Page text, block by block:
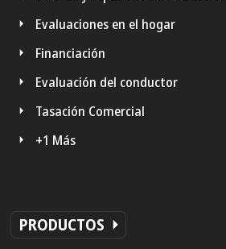
Evaluaciones en el hogar
Financiación
Evaluación del conductor
Tasación Comercial
+1 Más
PRODUCTOS